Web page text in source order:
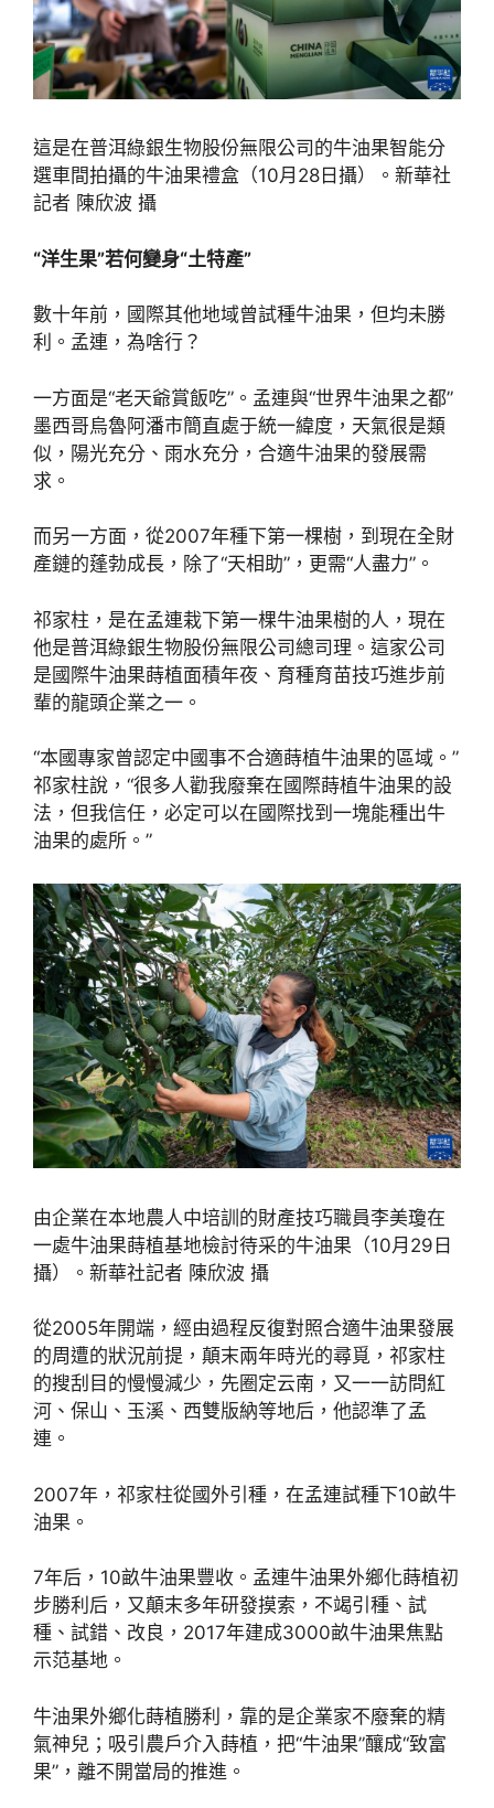
這是在普洱綠銀生物股份無限公司的牛油果智能分
選車間拍攝的牛油果禮盒（10月28日攝）。新華社
記者 陳欣波 攝
“洋生果”若何變身“土特產”
數十年前，國際其他地域曾試種牛油果，但均未勝
利。孟連，為啥行？
一方面是“老天爺賞飯吃”。孟連與“世界牛油果之都”
墨西哥烏魯阿潘市簡直處于統一緯度，天氣很是類
似，陽光充分、雨水充分，合適牛油果的發展需
求。
而另一方面，從2007年種下第一棵樹，到現在全財
產鏈的蓬勃成長，除了“天相助”，更需“人盡力”。
祁家柱，是在孟連栽下第一棵牛油果樹的人，現在
他是普洱綠銀生物股份無限公司總司理。這家公司
是國際牛油果蒔植面積年夜、育種育苗技巧進步前
輩的龍頭企業之一。
“本國專家曾認定中國事不合適蒔植牛油果的區域。”
祁家柱說，“很多人勸我廢棄在國際蒔植牛油果的設
法，但我信任，必定可以在國際找到一塊能種出牛
油果的處所。”
由企業在本地農人中培訓的財產技巧職員李美瓊在
一處牛油果蒔植基地檢討待采的牛油果（10月29日
攝）。新華社記者 陳欣波 攝
從2005年開端，經由過程反復對照合適牛油果發展
的周遭的狀況前提，顛末兩年時光的尋覓，祁家柱
的搜刮目的慢慢減少，先圈定云南，又一一訪問紅
河、保山、玉溪、西雙版納等地后，他認準了孟
連。
2007年，祁家柱從國外引種，在孟連試種下10畝牛
油果。
7年后，10畝牛油果豐收。孟連牛油果外鄉化蒔植初
步勝利后，又顛末多年研發摸索，不竭引種、試
種、試錯、改良，2017年建成3000畝牛油果焦點
示范基地。
牛油果外鄉化蒔植勝利，靠的是企業家不廢棄的精
氣神兒；吸引農戶介入蒔植，把“牛油果”釀成“致富
果”，離不開當局的推進。